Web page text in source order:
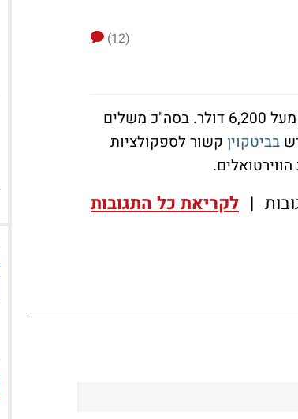
(12)
המטבע הווירטואלי זינק הלילה קרוב ל-8% למחיר שיא כל הזמנים של מעל 6,200 דולר. בסה"כ משלים
בביטקוין קשור לספקולציות
| לקריאת כל התגובות